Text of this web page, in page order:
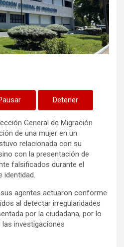
Detener
General de Migración
de una mujer en un
relacionada con su
con la presentación de
falsificados durante el
identidad.
agentes actuaron conforme
al detectar irregularidades
por la ciudadana, por lo
investigaciones